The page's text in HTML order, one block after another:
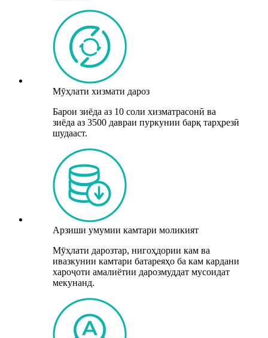
Мӯҳлати хизмати дароз
Барои зиёда аз 10 соли хизматрасонӣ ва
зиёда аз 3500 давраи пуркунии барқ ​​тарҳрезӣ
шудааст.
Арзиши умумии камтари моликият
Мӯҳлати дарозтар, нигоҳдории кам ва
ивазкунии камтари батареяҳо ба кам кардани
хароҷоти амалиётии дарозмуддат мусоидат
мекунанд.